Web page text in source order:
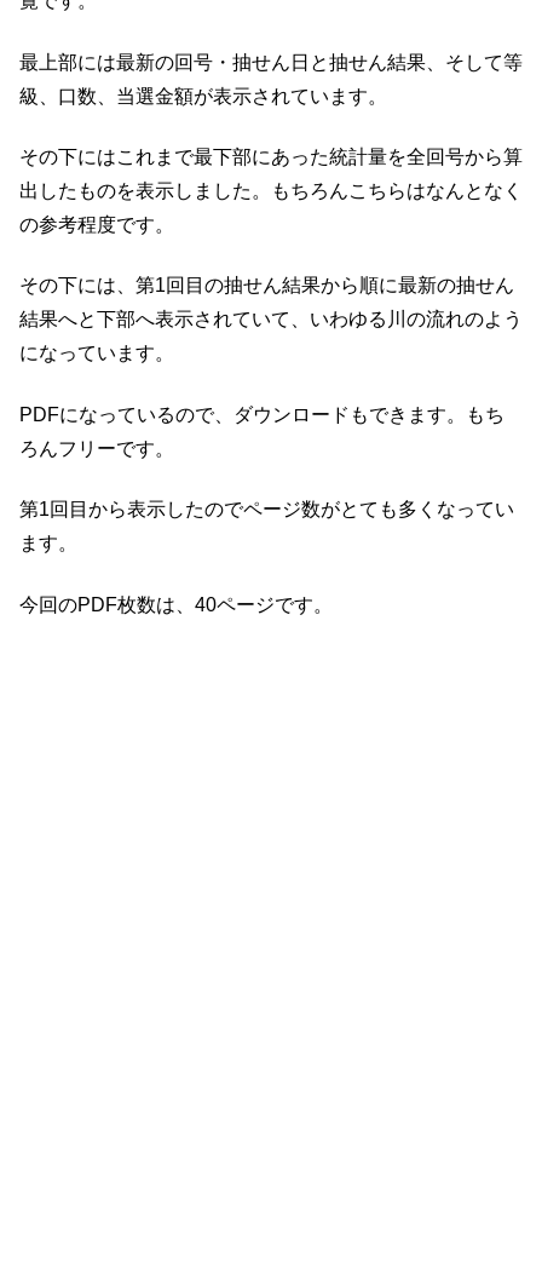
最上部には最新の回号・抽せん日と抽せん結果、そして等
級、口数、当選金額が表示されています。
その下にはこれまで最下部にあった統計量を全回号から算
出したものを表示しました。もちろんこちらはなんとなく
の参考程度です。
その下には、第1回目の抽せん結果から順に最新の抽せん
結果へと下部へ表示されていて、いわゆる川の流れのよう
になっています。
PDFになっているので、ダウンロードもできます。もち
ろんフリーです。
第1回目から表示したのでページ数がとても多くなってい
ます。
今回のPDF枚数は、40ページです。